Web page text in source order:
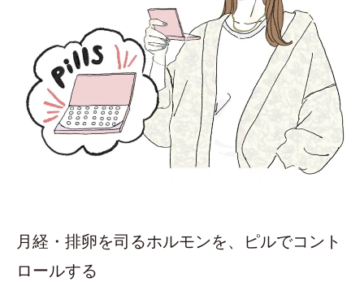
月経・排卵を司るホルモンを、ピルでコント
ロールする